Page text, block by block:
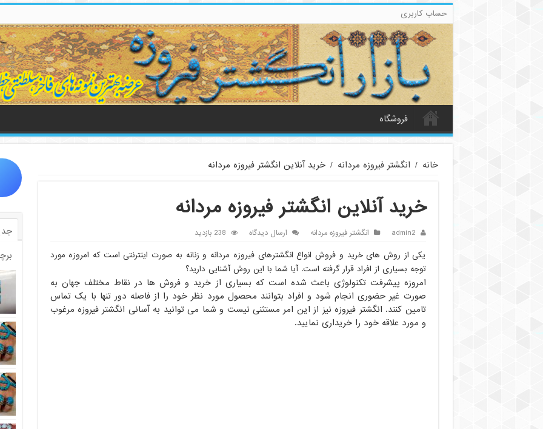
حساب کاربری
فروشگاه
خانه / انگشتر فیروزه مردانه / خرید آنلاین انگشتر فیروزه مردانه
خرید آنلاین انگشتر فیروزه مردانه
admin2 انگشتر فیروزه مردانه ارسال دیدگاه 238 بازدید
یکی از روش های خرید و فروش انواع انگشترهای فیروزه مردانه و زنانه به صورت اینترنتی است که امروزه مورد
توجه بسیاری از افراد قرار گرفته است. آیا شما با این روش آشنایی دارید؟
امروزه پیشرفت تکنولوژی باعث شده است که بسیاری از خرید و فروش ها در نقاط مختلف جهان به
صورت غیر حضوری انجام شود و افراد بتوانند محصول مورد نظر خود را از فاصله دور تنها با یک تماس
تامین کنند. انگشتر فیروزه نیز از این امر مستثنی نیست و شما می توانید به آسانی انگشتر فیروزه مرغوب
و مورد علاقه خود را خریداری نمایید.